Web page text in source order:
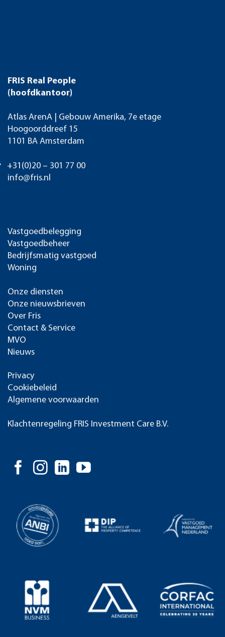
FRIS Real People
(hoofdkantoor)
Atlas ArenA | Gebouw Amerika, 7e etage
Hoogoorddreef 15
1101 BA Amsterdam
+31(0)20 – 301 77 00
info@fris.nl
Vastgoedbelegging
Vastgoedbeheer
Bedrijfsmatig vastgoed
Woning
Onze diensten
Onze nieuwsbrieven
Over Fris
Contact & Service
MVO
Nieuws
Privacy
Cookiebeleid
Algemene voorwaarden
Klachtenregeling FRIS Investment Care B.V.